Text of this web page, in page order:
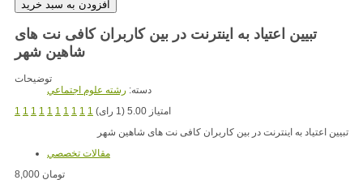
تبیین اعتیاد به اینترنت در بین کاربران کافی نت های
شاهین شهر
توضیحات
دسته: رشته علوم اجتماعي
1 1 1 1 1 1 1 1 1 1
امتیاز 5.00 (1 رای)
تبیین اعتیاد به اینترنت در بین کاربران کافی نت های شاهین شهر
مقالات تخصصي
8,000 تومان